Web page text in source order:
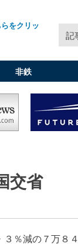
をクリッ
記
非鉄
交省
％減の７万８